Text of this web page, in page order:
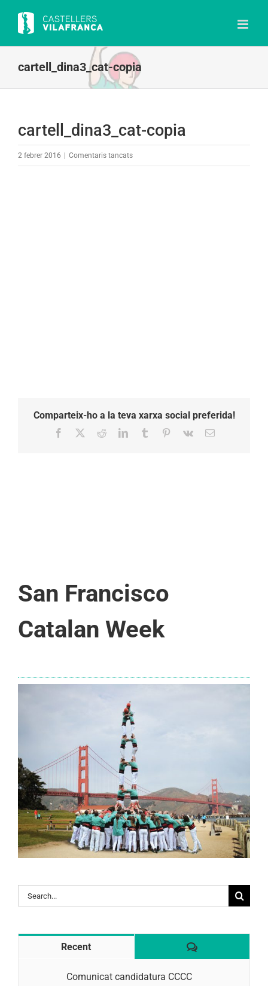
content
cartell_dina3_cat-copia
cartell_dina3_cat-copia
2 febrer 2016 Comentaris tancatsa
Comparteix-ho a la teva xarxa social preferida!
Facebook RedditLinkedInTumblr Pinterest
Vk Email:
San Francisco
Catalan Week
Search
for:
Recent Comentaris
Comunicat candidatura CCCC